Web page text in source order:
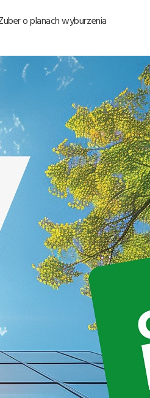
o planach wyburzenia